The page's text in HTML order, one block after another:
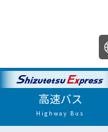
高速バス
Highway Bus